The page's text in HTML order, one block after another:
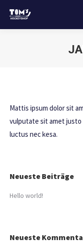
Mattis ipsum dolor sit
vulputate sit amet justo
luctus nec kesa.
Neueste Beiträge
Hello world!
Neueste